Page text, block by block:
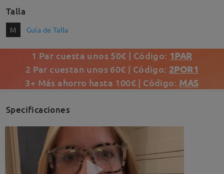
Talla
M Guía de Talla
1 Par cuesta unos 50€ | Código: 1PAR
2 Par cuestan unos 60€ | Código: 2POR1
3+ Más ahorro hasta 100€ | Código: MAS
Specificaciones